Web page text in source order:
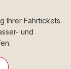
Ihrer Fährtickets.
und